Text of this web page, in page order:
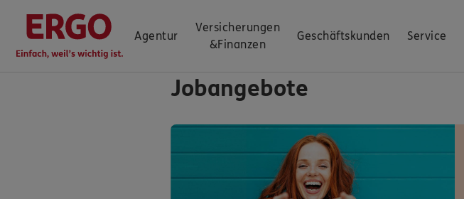
Agentur
Versicherungen
&Finanzen
Geschäftskunden Service
Jobangebote